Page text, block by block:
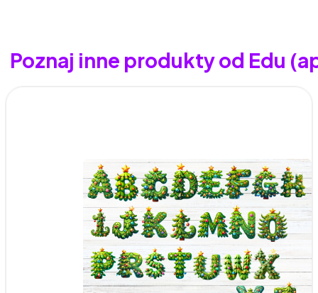
Poznaj inne produkty od Edu